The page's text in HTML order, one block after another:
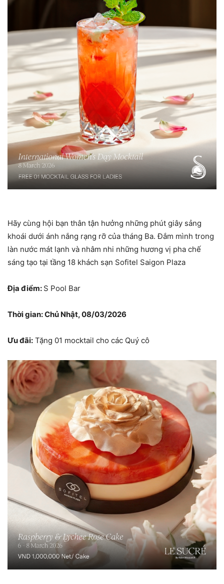
Hãy cùng hội bạn thân tận hưởng những phút giây sảng
khoái dưới ánh nắng rạng rỡ của tháng Ba. Đắm mình trong
làn nước mát lạnh và nhâm nhi những hương vị pha chế
sáng tạo tại tầng 18 khách sạn Sofitel Saigon Plaza
Địa điểm: S Pool Bar
Thời gian: Chủ Nhật, 08/03/2026
Ưu đãi: Tặng 01 mocktail cho các Quý cô